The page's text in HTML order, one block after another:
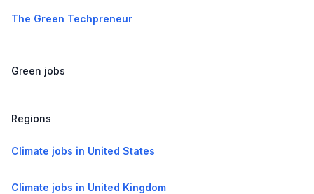
The Green Techpreneur
Green jobs
Regions
Climate jobs in United States
Climate jobs in United Kingdom